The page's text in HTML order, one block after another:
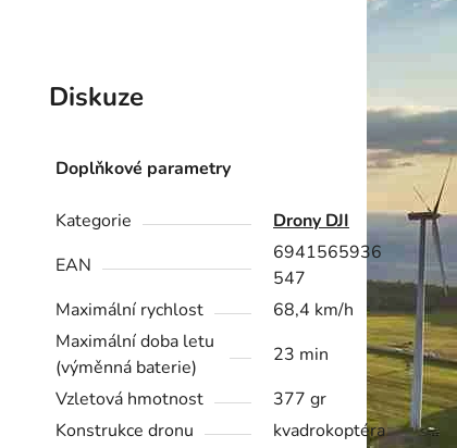
Diskuze
Doplňkové parametry
Kategorie
Drony DJI
EAN
6941565936
547
Maximální rychlost
68,4 km/h
Maximální doba letu
(výměnná baterie)
23 min
Vzletová hmotnost
377 gr
Konstrukce dronu
kvadrokoptéra